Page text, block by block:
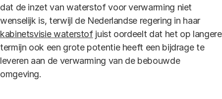
dat de inzet van waterstof voor verwarming niet
wenselijk is, terwijl de Nederlandse regering in haar
kabinetsvisie waterstofjuist oordeelt dat het op langere
termijn ook een grote potentie heeft een bijdrage te
leveren aan de verwarming van de bebouwde
omgeving.